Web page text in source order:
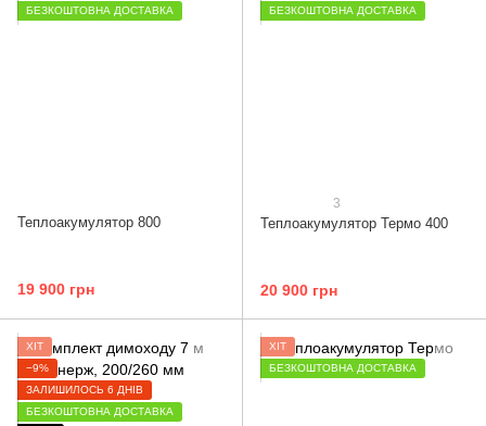
БЕЗКОШТОВНА ДОСТАВКА
Теплоакумулятор 800
19 900 грн
БЕЗКОШТОВНА ДОСТАВКА
3
Теплоакумулятор Термо 400
20 900 грн
ХІТ
−9%
ЗАЛИШИЛОСЬ 6 ДНІВ
БЕЗКОШТОВНА ДОСТАВКА
ХІТ
БЕЗКОШТОВНА ДОСТАВКА